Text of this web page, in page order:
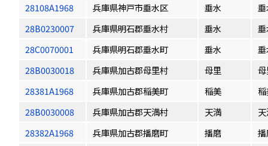
28108A1968
兵庫県神戸市垂水区 垂水
28B0230007
兵庫県明石郡垂水村 垂水
28C0070001
兵庫県明石郡垂水町 垂水
28B0030018
兵庫県加古郡母里村 母里
28381A1968
兵庫県加古郡稲美町 稲美
28B0030008
兵庫県加古郡天満村 天満
28382A1968
兵庫県加古郡播磨町 播磨